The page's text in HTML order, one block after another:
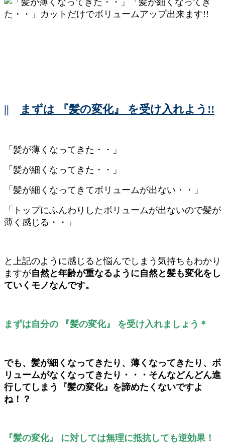
|| まずは 『髪の変化』 を受け入れよう!!
「髪が薄くなってきた・・」
「髪が細くなってきた・・」
「髪が細くなってきてボリュームが出ない・・」
「トップにふんわりしたボリュームが出ないので髪が
薄く感じる・・」
と上記のように感じると悩んでしまう気持ちもわかり
ますが自然と年齢が重なるように自然と髪も変化をし
ていくモノなんです。
まずは自分の 『髪の変化』 を受け入れましょう＊
でも、髪が細くなってきたり、薄くなってきたり、ボ
リュームがなくなってきたり・・・そんなどんどん進
行してしまう『髪の変化』を諦めたくないですよ
ね！？
『髪の変化』 に対しては無理に抵抗しても逆効果！